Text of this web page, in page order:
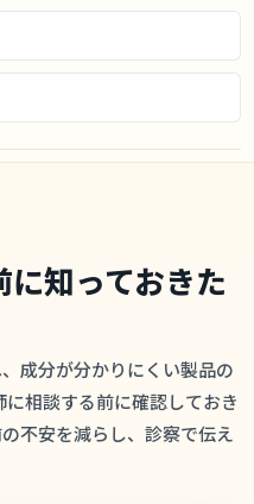
知っておきた
成分が分かりにくい製品の
相談する前に確認しておき
不安を減らし、診察で伝え